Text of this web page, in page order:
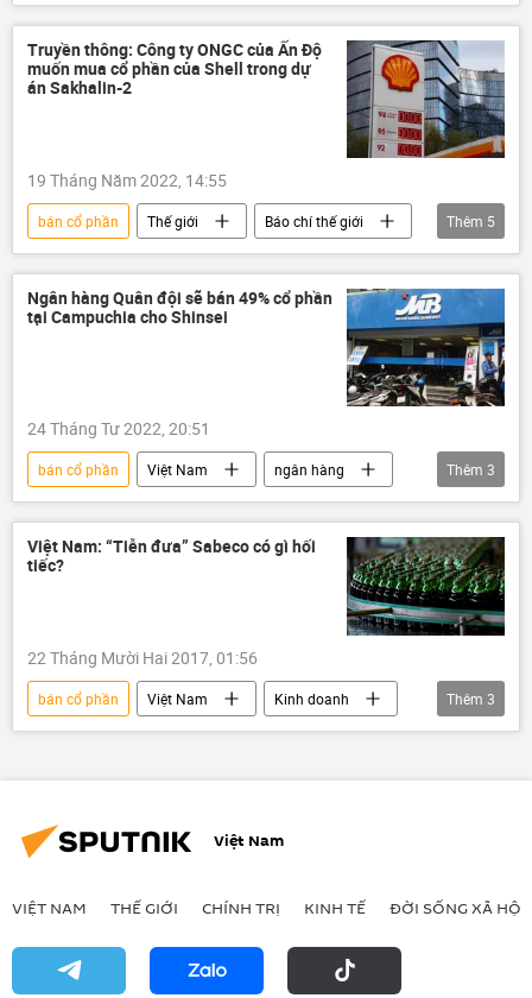
vi phạm
Сuộc chiến chống tham nhũng ở Việt Nam
Truyền thông: Công ty ONGC của Ấn Độ
muốn mua cổ phần của Shell trong dự
án Sakhalin-2
19 Tháng Năm 2022, 14:55
bán cổ phần Thế giới
Báo chí thế giới
Nga
Ấn Độ
khí đốt
Cuộc khủng hoảng ở Ukraina
Các biện pháp trừng phạt chống Nga
Thêm 5
Ngân hàng Quân đội sẽ bán 49% cổ phần
tại Campuchia cho Shinsei
24 Tháng Tư 2022, 20:51
bán cổ phần Việt Nam
ngân hàng
Campuchia
Nhật Bản tài chính
Thêm 3
Việt Nam: “Tiễn đưa” Sabeco có gì hối
tiếc?
22 Tháng Mười Hai 2017, 01:56
bán cổ phần Việt Nam
Kinh doanh
Sabeco
Bộ Công Thương Thai Bev
Thêm 3
Việt Nam
VIỆT NAM THẾ GIỚI CHÍNH TRỊ KINH TẾ ĐỜI SỐNG XÃ HỘI